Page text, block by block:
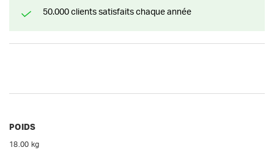
50.000 clients satisfaits chaque année
POIDS
18.00 kg